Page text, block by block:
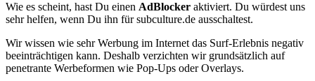
Wie es scheint, hast Du einen AdBlocker aktiviert. Du würdest uns
sehr helfen, wenn Du ihn für subculture.de ausschaltest.
Wir wissen wie sehr Werbung im Internet das Surf-Erlebnis negativ
beeinträchtigen kann. Deshalb verzichten wir grundsätzlich auf
penetrante Werbeformen wie Pop-Ups oder Overlays.